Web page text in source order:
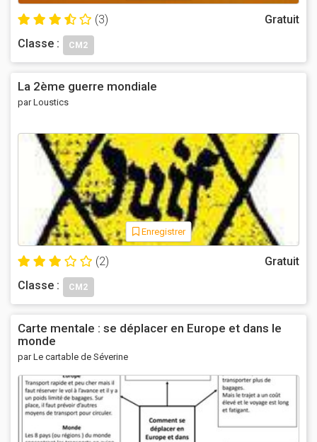
(3)
Gratuit
Classe :
CM2
La 2ème guerre mondiale
par Loustics
Enregistrer
(2)
Gratuit
Classe :
CM2
Carte mentale : se déplacer en Europe et dans le
monde
par Le cartable de Séverine